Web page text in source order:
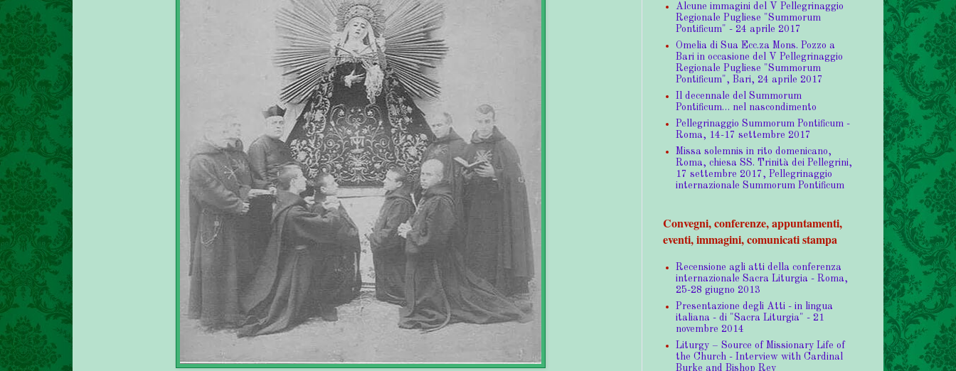
Alcune immagini del V Pellegrinaggio
Regionale Pugliese "Summorum
Pontificum" - 24 aprile 2017
Omelia di Sua Ecc.za Mons. Pozzo a
Bari in occasione del V Pellegrinaggio
Regionale Pugliese "Summorum
Pontificum", Bari, 24 aprile 2017
Il decennale del Summorum
Pontificum… nel nascondimento
Pellegrinaggio Summorum Pontificum -
Roma, 14-17 settembre 2017
Missa solemnis in rito domenicano,
Roma, chiesa SS. Trinità dei Pellegrini,
17 settembre 2017, Pellegrinaggio
internazionale Summorum Pontificum
Convegni, conferenze, appuntamenti,
eventi, immagini, comunicati stampa
Recensione agli atti della conferenza
internazionale Sacra Liturgia - Roma,
25-28 giugno 2013
Presentazione degli Atti - in lingua
italiana - di "Sacra Liturgia" - 21
novembre 2014
Liturgy – Source of Missionary Life of
the Church - Interview with Cardinal
Burke and Bishop Rey